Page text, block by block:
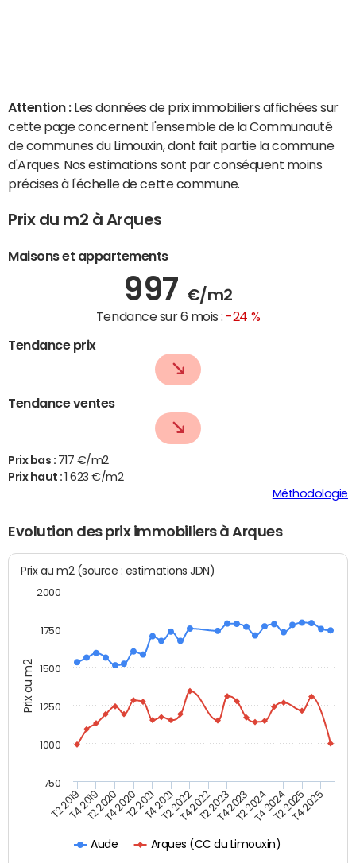
Attention : Les données de prix immobiliers affichées sur
cette page concernent l'ensemble de la Communauté
de communes du Limouxin, dont fait partie la commune
d'Arques. Nos estimations sont par conséquent moins
précises à l'échelle de cette commune.
Prix du m2 à Arques
Maisons et appartements
997 €/m2
Tendance sur 6 mois : -24 %
Tendance prix
Tendance ventes
Prix bas : 717 €/m2
Prix haut :
1 623 €/m2
Méthodologie
Evolution des prix immobiliers à Arques
Prix au m2
Prix au m2 (source : estimations JDN)
Aude Arques (CC du Limouxin)
T2 2019T4 2019T2 2020T4 2020T2 2021T4 2021T2 2022T4 2022T2 2023T4 2023T2 2024T4 2024T2 2025T4 2025
750
1000
1250
1500
1750
2000